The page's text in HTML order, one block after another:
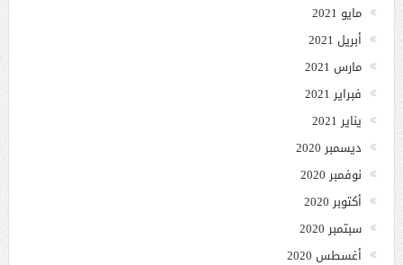
مايو 2021
أبريل 2021
مارس 2021
فبراير 2021
يناير 2021
ديسمبر 2020
نوفمبر 2020
أكتوبر 2020
سبتمبر 2020
أغسطس 2020